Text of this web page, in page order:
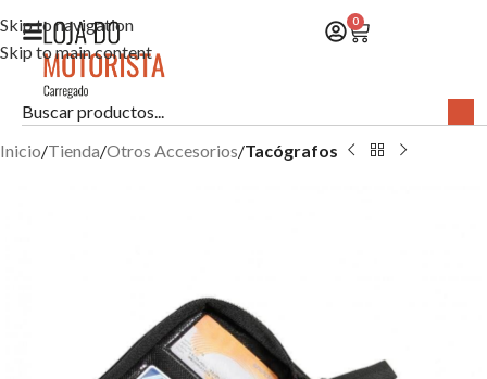
Skip to navigation
Skip to main content
0
Inicio Tienda Otros Accesorios Tacógrafos